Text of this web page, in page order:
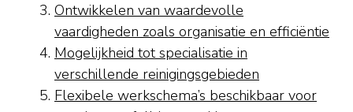
Ontwikkelen van waardevolle
vaardigheden zoals organisatie en efficiëntie
Mogelijkheid tot specialisatie in
verschillende reinigingsgebieden
Flexibele werkschema’s beschikbaar voor